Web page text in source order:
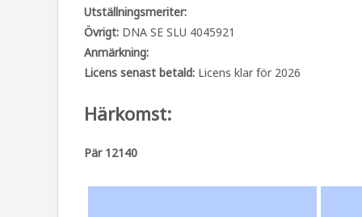
Utställningsmeriter:
Övrigt: DNA SE SLU 4045921
Anmärkning:
Licens senast betald: Licens klar för 2026
Härkomst:
Pär 12140